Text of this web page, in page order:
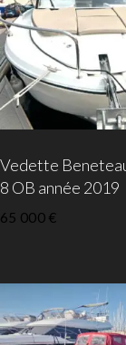
Vedette
8 OB année 2019
65 000 €